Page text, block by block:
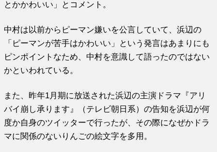
とかかわいい」とコメント。
中村は以前からピーマン嫌いを公言していて、浜辺の
「ピーマンが苦手はかわいい」という発言はあまりにも
ピンポイントなため、中村を意識して語ったのではない
かといわれている。
また、昨年1月期に放送された浜辺の主演ドラマ『アリ
バイ崩し承ります』（テレビ朝日系）の告知を浜辺が何
度か自身のツイッターで行ったが、その際になぜかドラ
マに関係のないりんごの絵文字を多用。